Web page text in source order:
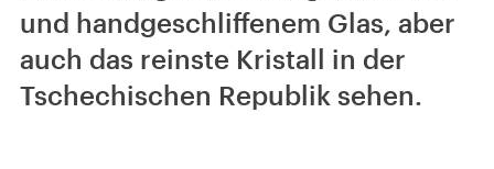
und handgeschliffenem Glas, aber
auch das reinste Kristall in der
Tschechischen Republik sehen.